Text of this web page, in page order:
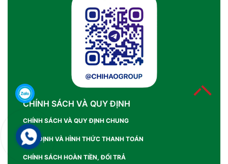
CHÍNH SÁCH VÀ QUY ĐỊNH
CHÍNH SÁCH VÀ QUY ĐỊNH CHUNG
QUY ĐỊNH VÀ HÌNH THỨC THANH TOÁN
CHÍNH SÁCH HOÀN TIỀN, ĐỔI TRẢ